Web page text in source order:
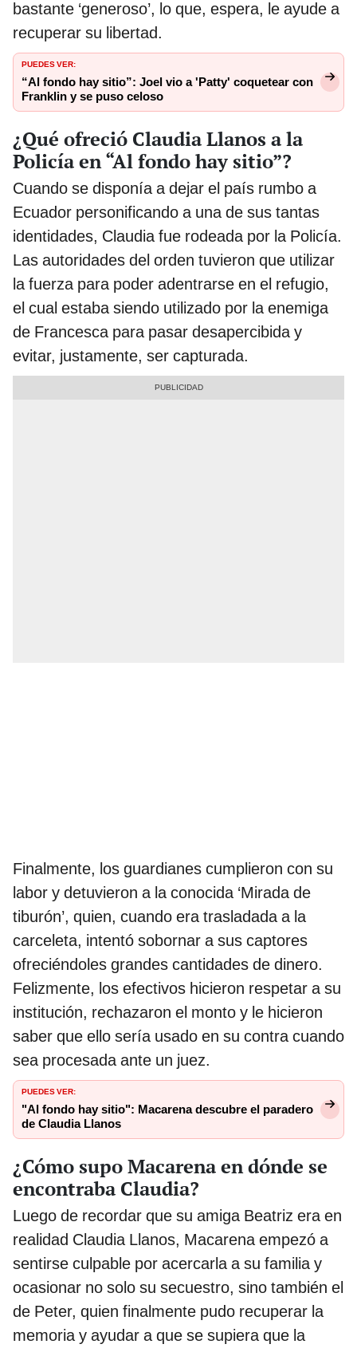
bastante ‘generoso’, lo que, espera, le ayude a
recuperar su libertad.
PUEDES VER:
“Al fondo hay sitio”: Joel vio a 'Patty' coquetear con
Franklin y se puso celoso
¿Qué ofreció Claudia Llanos a la
Policía en “Al fondo hay sitio”?
Cuando se disponía a dejar el país rumbo a
Ecuador personificando a una de sus tantas
identidades, Claudia fue rodeada por la Policía.
Las autoridades del orden tuvieron que utilizar
la fuerza para poder adentrarse en el refugio,
el cual estaba siendo utilizado por la enemiga
de Francesca para pasar desapercibida y
evitar, justamente, ser capturada.
Finalmente, los guardianes cumplieron con su
labor y detuvieron a la conocida ‘Mirada de
tiburón’, quien, cuando era trasladada a la
carceleta, intentó sobornar a sus captores
ofreciéndoles grandes cantidades de dinero.
Felizmente, los efectivos hicieron respetar a su
institución, rechazaron el monto y le hicieron
saber que ello sería usado en su contra cuando
sea procesada ante un juez.
PUEDES VER:
"Al fondo hay sitio": Macarena descubre el paradero
de Claudia Llanos
¿Cómo supo Macarena en dónde se
encontraba Claudia?
Luego de recordar que su amiga Beatriz era en
realidad Claudia Llanos, Macarena empezó a
sentirse culpable por acercarla a su familia y
ocasionar no solo su secuestro, sino también el
de Peter, quien finalmente pudo recuperar la
memoria y ayudar a que se supiera que la